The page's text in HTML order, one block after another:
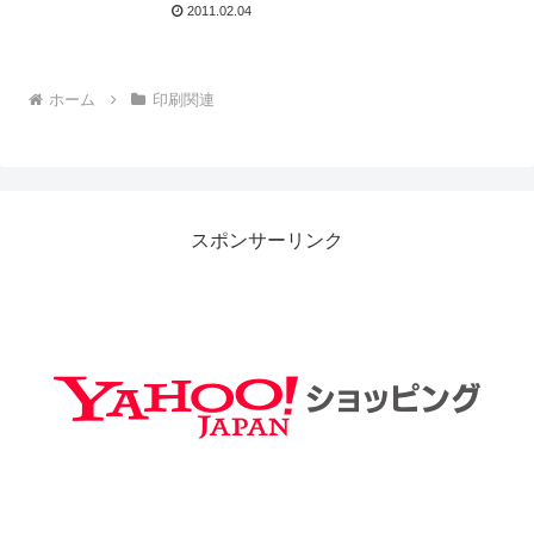
2011.02.04
ホーム 印刷関連
スポンサーリンク